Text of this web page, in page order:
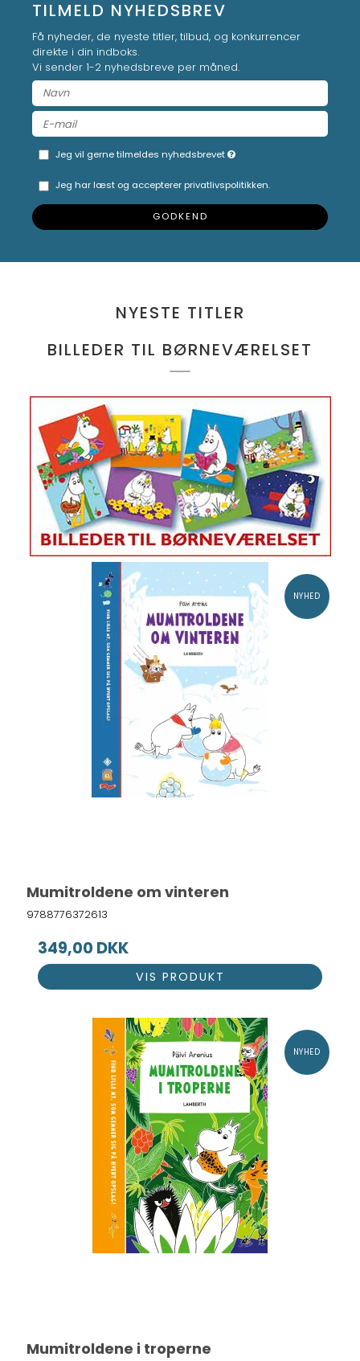
TILMELD NYHEDSBREV
Få nyheder, de nyeste titler, tilbud, og konkurrencer
direkte i din indboks.
Vi sender 1-2 nyhedsbreve per måned.
Jeg vil gerne tilmeldes nyhedsbrevet
Jeg har læst og accepterer privatlivspolitikken.
GODKEND
NYESTE TITLER
BILLEDER TIL BØRNEVÆRELSET
NYHED
Mumitroldene om vinteren
9788776372613
349,00 DKK
VIS PRODUKT
NYHED
Mumitroldene i troperne